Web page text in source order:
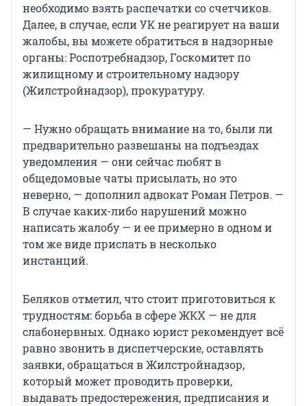
необходимо взять распечатки со счетчиков.
Далее, в случае, если УК не реагирует на ваши
жалобы, вы можете обратиться в надзорные
органы: Роспотребнадзор, Госкомитет по
жилищному и строительному надзору
(Жилстройнадзор), прокуратуру.
— Нужно обращать внимание на то, были ли
предварительно развешаны на подъездах
уведомления — они сейчас любят в
общедомовые чаты присылать, но это
неверно, — дополнил адвокат Роман Петров. —
В случае каких-либо нарушений можно
написать жалобу — и ее примерно в одном и
том же виде прислать в несколько
инстанций.
Беляков отметил, что стоит приготовиться к
трудностям: борьба в сфере ЖКХ — не для
слабонервных. Однако юрист рекомендует всё
равно звонить в диспетчерские, оставлять
заявки, обращаться в Жилстройнадзор,
который может проводить проверки,
выдавать предостережения, предписания и